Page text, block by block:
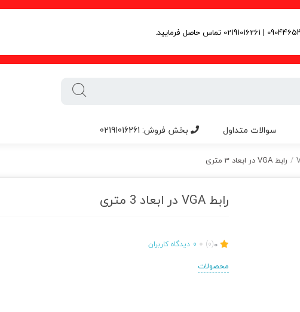
سوالات متداول بخش فروش: 02191016261
/ رابط VGA در ابعاد 3 متری
رابط VGA در ابعاد 3 متری
0
(0)
0 دیدگاه کاربران
محصولات